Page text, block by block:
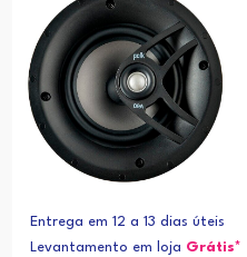
Entrega em 12 a 13 dias úteis
Levantamento em loja Grátis*